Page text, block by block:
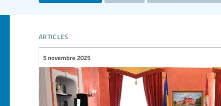
articles
5 novembre 2025